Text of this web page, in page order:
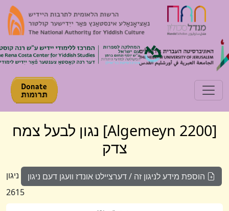
Toggle navigation
[Algemeyn 2200] נגון לבעל צמח
צדק
הוספת מידע לניגון זה / דערציילט אונדז וועגן דעם ניגון ניגון
2615